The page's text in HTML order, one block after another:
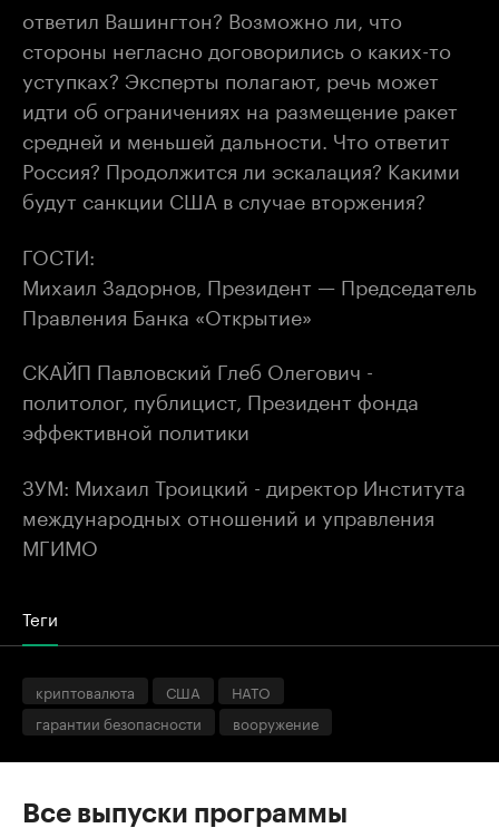
ответил Вашингтон? Возможно ли, что
стороны негласно договорились о каких-то
уступках? Эксперты полагают, речь может
идти об ограничениях на размещение ракет
средней и меньшей дальности. Что ответит
Россия? Продолжится ли эскалация? Какими
будут санкции США в случае вторжения?
ГОСТИ:
Михаил Задорнов, Президент — Председатель
Правления Банка «Открытие»
СКАЙП Павловский Глеб Олегович -
политолог, публицист, Президент фонда
эффективной политики
ЗУМ: Михаил Троицкий - директор Института
международных отношений и управления
МГИМО
Теги
криптовалюта США
НАТО
гарантии безопасности
вооружение
Все выпуски программы